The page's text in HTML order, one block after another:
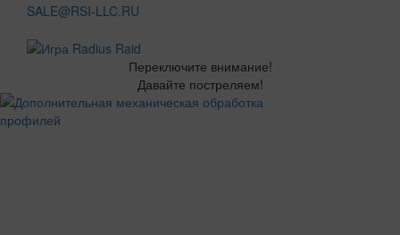
SALE@RSI-LLC.RU
Переключите внимание!
Давайте постреляем!